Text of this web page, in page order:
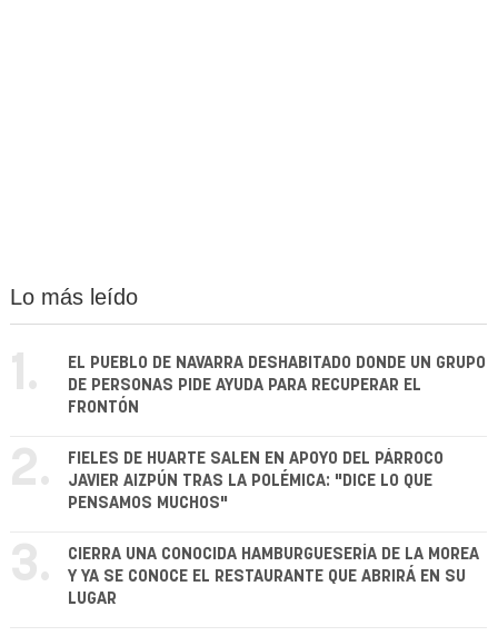
Lo más leído
1.
EL PUEBLO DE NAVARRA DESHABITADO DONDE UN GRUPO
DE PERSONAS PIDE AYUDA PARA RECUPERAR EL
FRONTÓN
2.
FIELES DE HUARTE SALEN EN APOYO DEL PÁRROCO
JAVIER AIZPÚN TRAS LA POLÉMICA: "DICE LO QUE
PENSAMOS MUCHOS"
3.
CIERRA UNA CONOCIDA HAMBURGUESERÍA DE LA MOREA
Y YA SE CONOCE EL RESTAURANTE QUE ABRIRÁ EN SU
LUGAR